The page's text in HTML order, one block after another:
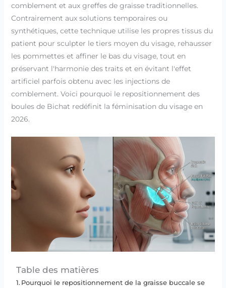
comblement et aux greffes de graisse traditionnelles.
Contrairement aux solutions temporaires ou
synthétiques, cette technique utilise les propres tissus du
patient pour sculpter le tiers moyen du visage, rehausser
les pommettes et affiner le bas du visage, tout en
préservant l'harmonie des traits et en évitant l'effet
artificiel parfois obtenu avec les injections de
comblement. Voici pourquoi le repositionnement des
boules de Bichat redéfinit la féminisation du visage en
2026.
Table des matières
Pourquoi le repositionnement de la graisse buccale se